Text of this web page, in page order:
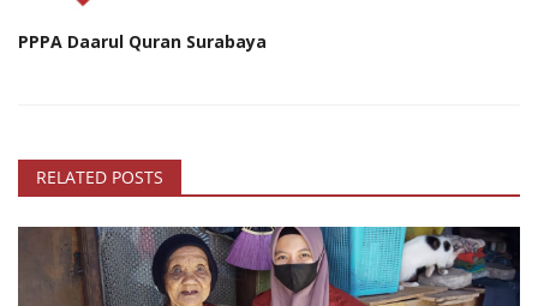
PPPA Daarul Quran Surabaya
RELATED POSTS